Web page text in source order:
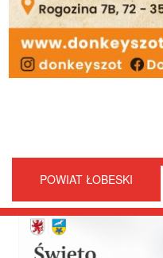
POWIAT ŁOBESKI